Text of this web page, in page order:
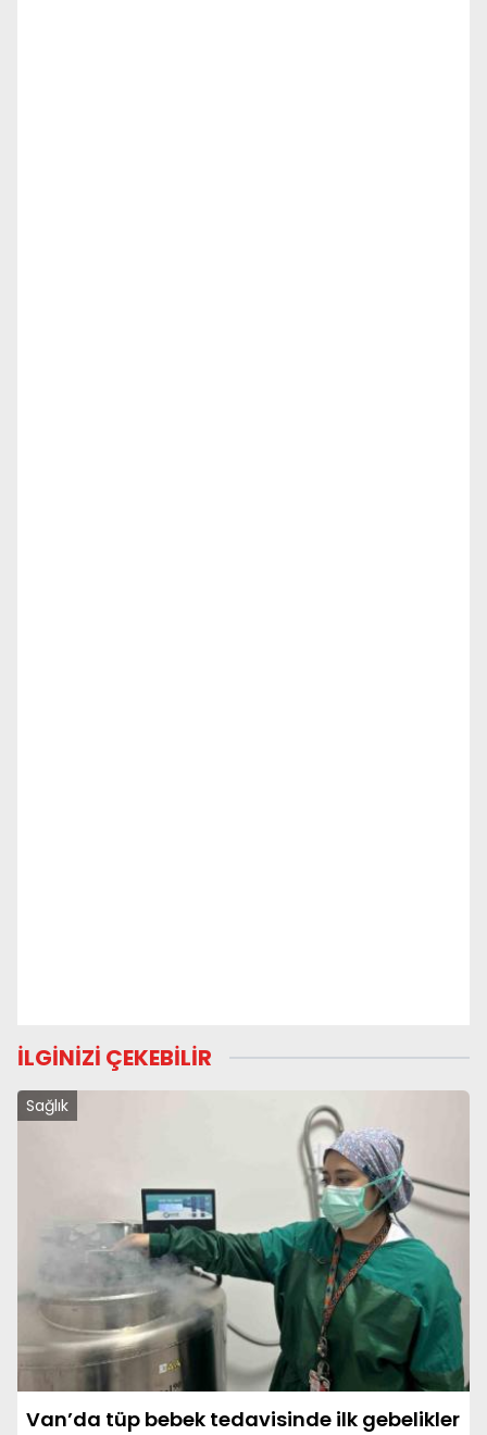
İLGİNİZİ ÇEKEBİLİR
Sağlık
Van’da tüp bebek tedavisinde ilk gebelikler